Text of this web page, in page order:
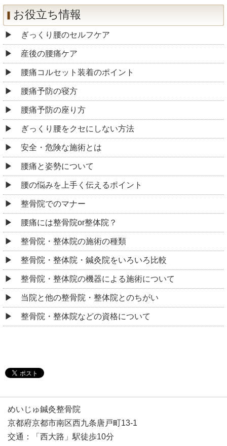
お役立ち情報
ぎっくり腰のセルフケア
産後の腰痛ケア
腰痛コルセット装着のポイント
腰痛予防の寝方
腰痛予防の座り方
ぎっくり腰をクセにしない方法
安全・危険な施術とは
腰痛と姿勢について
腰の悩みを上手く伝えるポイント
整骨院でのマナー
腰痛には整骨院or整体院？
整骨院・整体院の施術の種類
整骨院・整体院・鍼灸院をいろいろ比較
整骨院・整体院の機器による施術について
当院と他の整骨院・整体院とのちがい
整骨院・整体院などの資格について
めいじゅ鍼灸整骨院
京都府京都市南区西九条唐戸町13-1
交通：「西大路」駅徒歩10分